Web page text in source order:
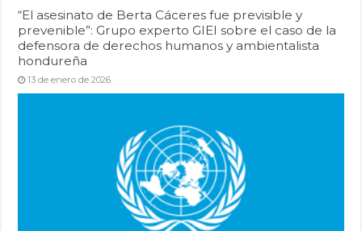
“El asesinato de Berta Cáceres fue previsible y
prevenible”: Grupo experto GIEI sobre el caso de la
defensora de derechos humanos y ambientalista
hondureña
13 de enero de 2026